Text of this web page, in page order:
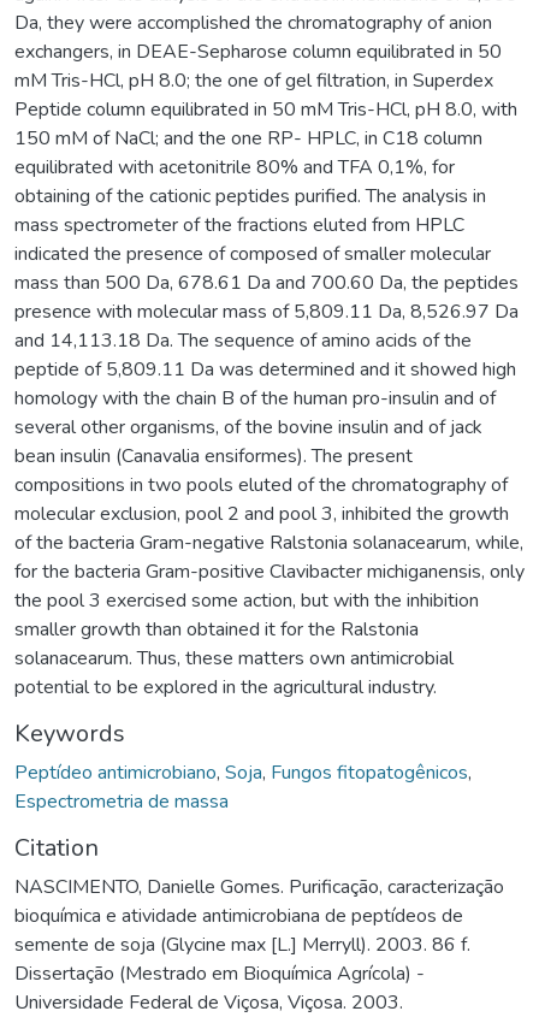
Da, they were accomplished the chromatography of anion
exchangers, in DEAE-Sepharose column equilibrated in 50
mM Tris-HCl, pH 8.0; the one of gel filtration, in Superdex
Peptide column equilibrated in 50 mM Tris-HCl, pH 8.0, with
150 mM of NaCl; and the one RP- HPLC, in C18 column
equilibrated with acetonitrile 80% and TFA 0,1%, for
obtaining of the cationic peptides purified. The analysis in
mass spectrometer of the fractions eluted from HPLC
indicated the presence of composed of smaller molecular
mass than 500 Da, 678.61 Da and 700.60 Da, the peptides
presence with molecular mass of 5,809.11 Da, 8,526.97 Da
and 14,113.18 Da. The sequence of amino acids of the
peptide of 5,809.11 Da was determined and it showed high
homology with the chain B of the human pro-insulin and of
several other organisms, of the bovine insulin and of jack
bean insulin (Canavalia ensiformes). The present
compositions in two pools eluted of the chromatography of
molecular exclusion, pool 2 and pool 3, inhibited the growth
of the bacteria Gram-negative Ralstonia solanacearum, while,
for the bacteria Gram-positive Clavibacter michiganensis, only
the pool 3 exercised some action, but with the inhibition
smaller growth than obtained it for the Ralstonia
solanacearum. Thus, these matters own antimicrobial
potential to be explored in the agricultural industry.
Keywords
Peptídeo antimicrobiano, Soja, Fungos fitopatogênicos,
Espectrometria de massa
Citation
NASCIMENTO, Danielle Gomes. Purificação, caracterização
bioquímica e atividade antimicrobiana de peptídeos de
semente de soja (Glycine max [L.] Merryll). 2003. 86 f.
Dissertação (Mestrado em Bioquímica Agrícola) -
Universidade Federal de Viçosa, Viçosa. 2003.